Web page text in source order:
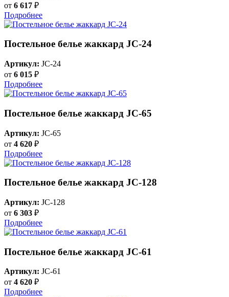
от 6 617 ₽
Подробнее
Постельное белье жаккард JC-24
Артикул: JC-24
от 6 015 ₽
Подробнее
Постельное белье жаккард JC-65
Артикул: JC-65
от 4 620 ₽
Подробнее
Постельное белье жаккард JC-128
Артикул: JC-128
от 6 303 ₽
Подробнее
Постельное белье жаккард JC-61
Артикул: JC-61
от 4 620 ₽
Подробнее